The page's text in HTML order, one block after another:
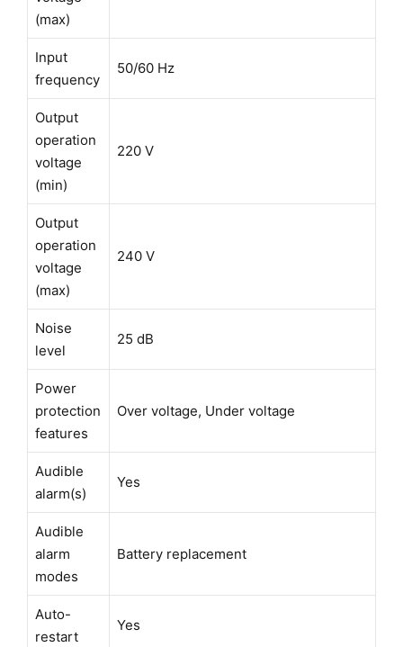
(max)
Input
frequency
50/60 Hz
Output
operation
voltage
(min)
220 V
Output
operation
voltage
(max)
240 V
Noise
level
25 dB
Power
protection
features
Over voltage, Under voltage
Audible
alarm(s)
Yes
Audible
alarm
modes
Battery replacement
Auto-
restart
Yes